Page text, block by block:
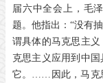
届六中全会上，毛
题。他指出： “没有
谓具体的马克思主
克思主义应用到中
它。 …… 因此，马